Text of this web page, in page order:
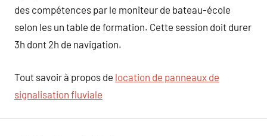
des compétences par le moniteur de bateau-école
selon les un table de formation. Cette session doit durer
3h dont 2h de navigation.
Tout savoir à propos de location de panneaux de
signalisation fluviale